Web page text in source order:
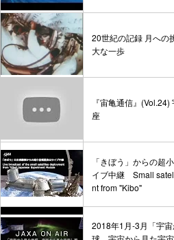
20世紀の記録 月への
大な一歩
『宙亀通信』
座
「きぼう」からの超
イブ中継 Small
nt from "Kibo"
2018年1月-3月「宇